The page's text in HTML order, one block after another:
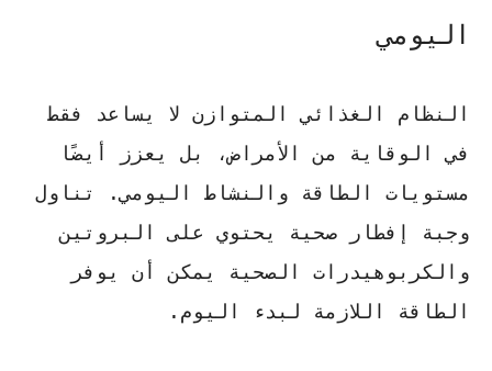
اليومي
النظام الغذائي المتوازن لا يساعد فقط
في الوقاية من الأمراض، بل يعزز أيضًا
مستويات الطاقة والنشاط اليومي. تناول
وجبة إفطار صحية يحتوي على البروتين
والكربوهيدرات الصحية يمكن أن يوفر
الطاقة اللازمة لبدء اليوم.